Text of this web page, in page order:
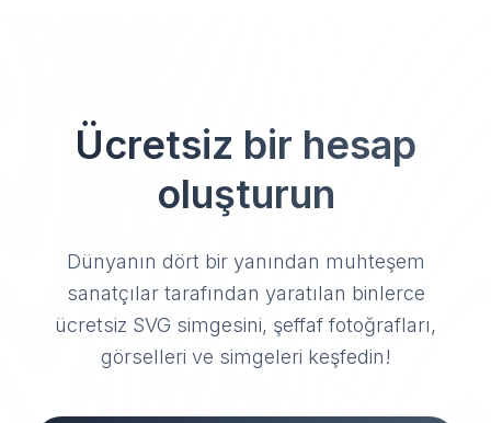
Ücretsiz bir hesap
oluşturun
Dünyanın dört bir yanından muhteşem
sanatçılar tarafından yaratılan binlerce
ücretsiz SVG simgesini, şeffaf fotoğrafları,
görselleri ve simgeleri keşfedin!